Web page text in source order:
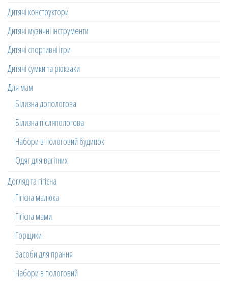
Дитячі конструктори
Дитячі музичні інструменти
Дитячі спортивні ігри
Дитячі сумки та рюкзаки
Для мам
Білизна допологова
Білизна післяпологова
Набори в пологовий будинок
Одяг для вагітних
Догляд та гігієна
Гігієна малюка
Гігієна мами
Горщики
Засоби для прання
Набори в пологовий